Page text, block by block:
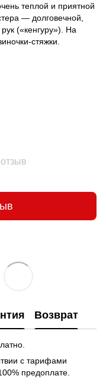
теплой и приятной
— долговечной,
(«кенгуру»). На
стяжки.
Возврат
с тарифами
предоплате.